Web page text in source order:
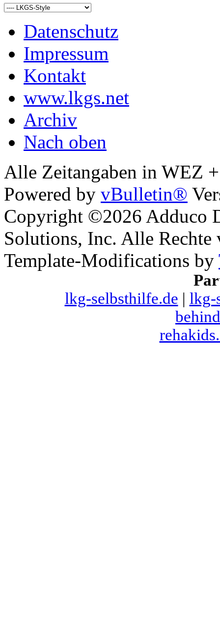
Datenschutz
Impressum
Kontakt
www.lkgs.net
Archiv
Nach oben
Alle Zeitangaben in WEZ
Powered by vBulletin®
Copyright ©2026 Adduco
Solutions, Inc. Alle Rechte
Template-Modifications by
lkg-selbsthilfe.de | lkg-